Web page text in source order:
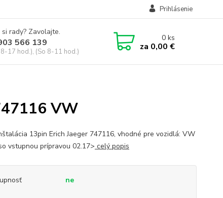
Prihlásenie
rady? Zavolajte.
566 139
17 hod.), (So 8-11 hod.)
0ks
za 0,00 €
VW
13pin Erich Jaeger 747116, vhodné pre vozidlá: VW
vstupnou prípravou 02.17> celý popis
ne